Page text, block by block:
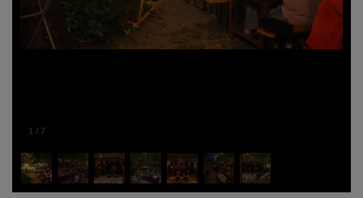
1 / 7